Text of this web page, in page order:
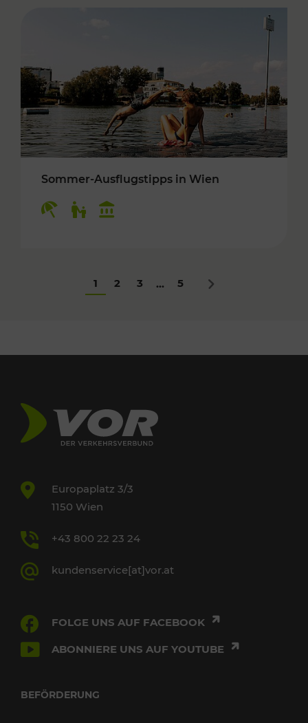
Sommer-Ausflugstipps in Wien
1 2 3 ... 5 Nächstes
Europaplatz 3/3
1150 Wien
+43 800 22 23 24
kundenservice[at]vor.at
FOLGE UNS AUF FACEBOOK
ABONNIERE UNS AUF YOUTUBE
BEFÖRDERUNG